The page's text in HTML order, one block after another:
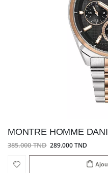
MONTRE HOMME
385.000 TND 289.000 TND